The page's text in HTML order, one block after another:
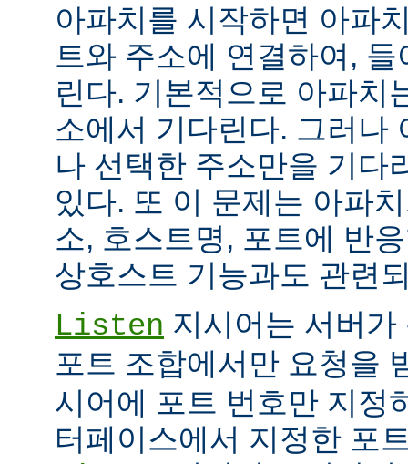
아파치를 시작하면 아파
트와 주소에 연결하여,
린다. 기본적으로 아파치
소에서 기다린다. 그러나
나 선택한 주소만을 기다
있다. 또 이 문제는 아파
소, 호스트명, 포트에 반
상호스트 기능과도 관련
Listen 지시어는 서버
포트 조합에서만 요청을
시어에 포트 번호만 지정
터페이스에서 지정한 포